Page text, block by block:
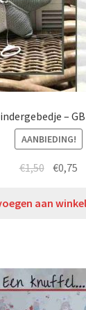
–
AANBIEDING!
€1,50 €0,75
aan